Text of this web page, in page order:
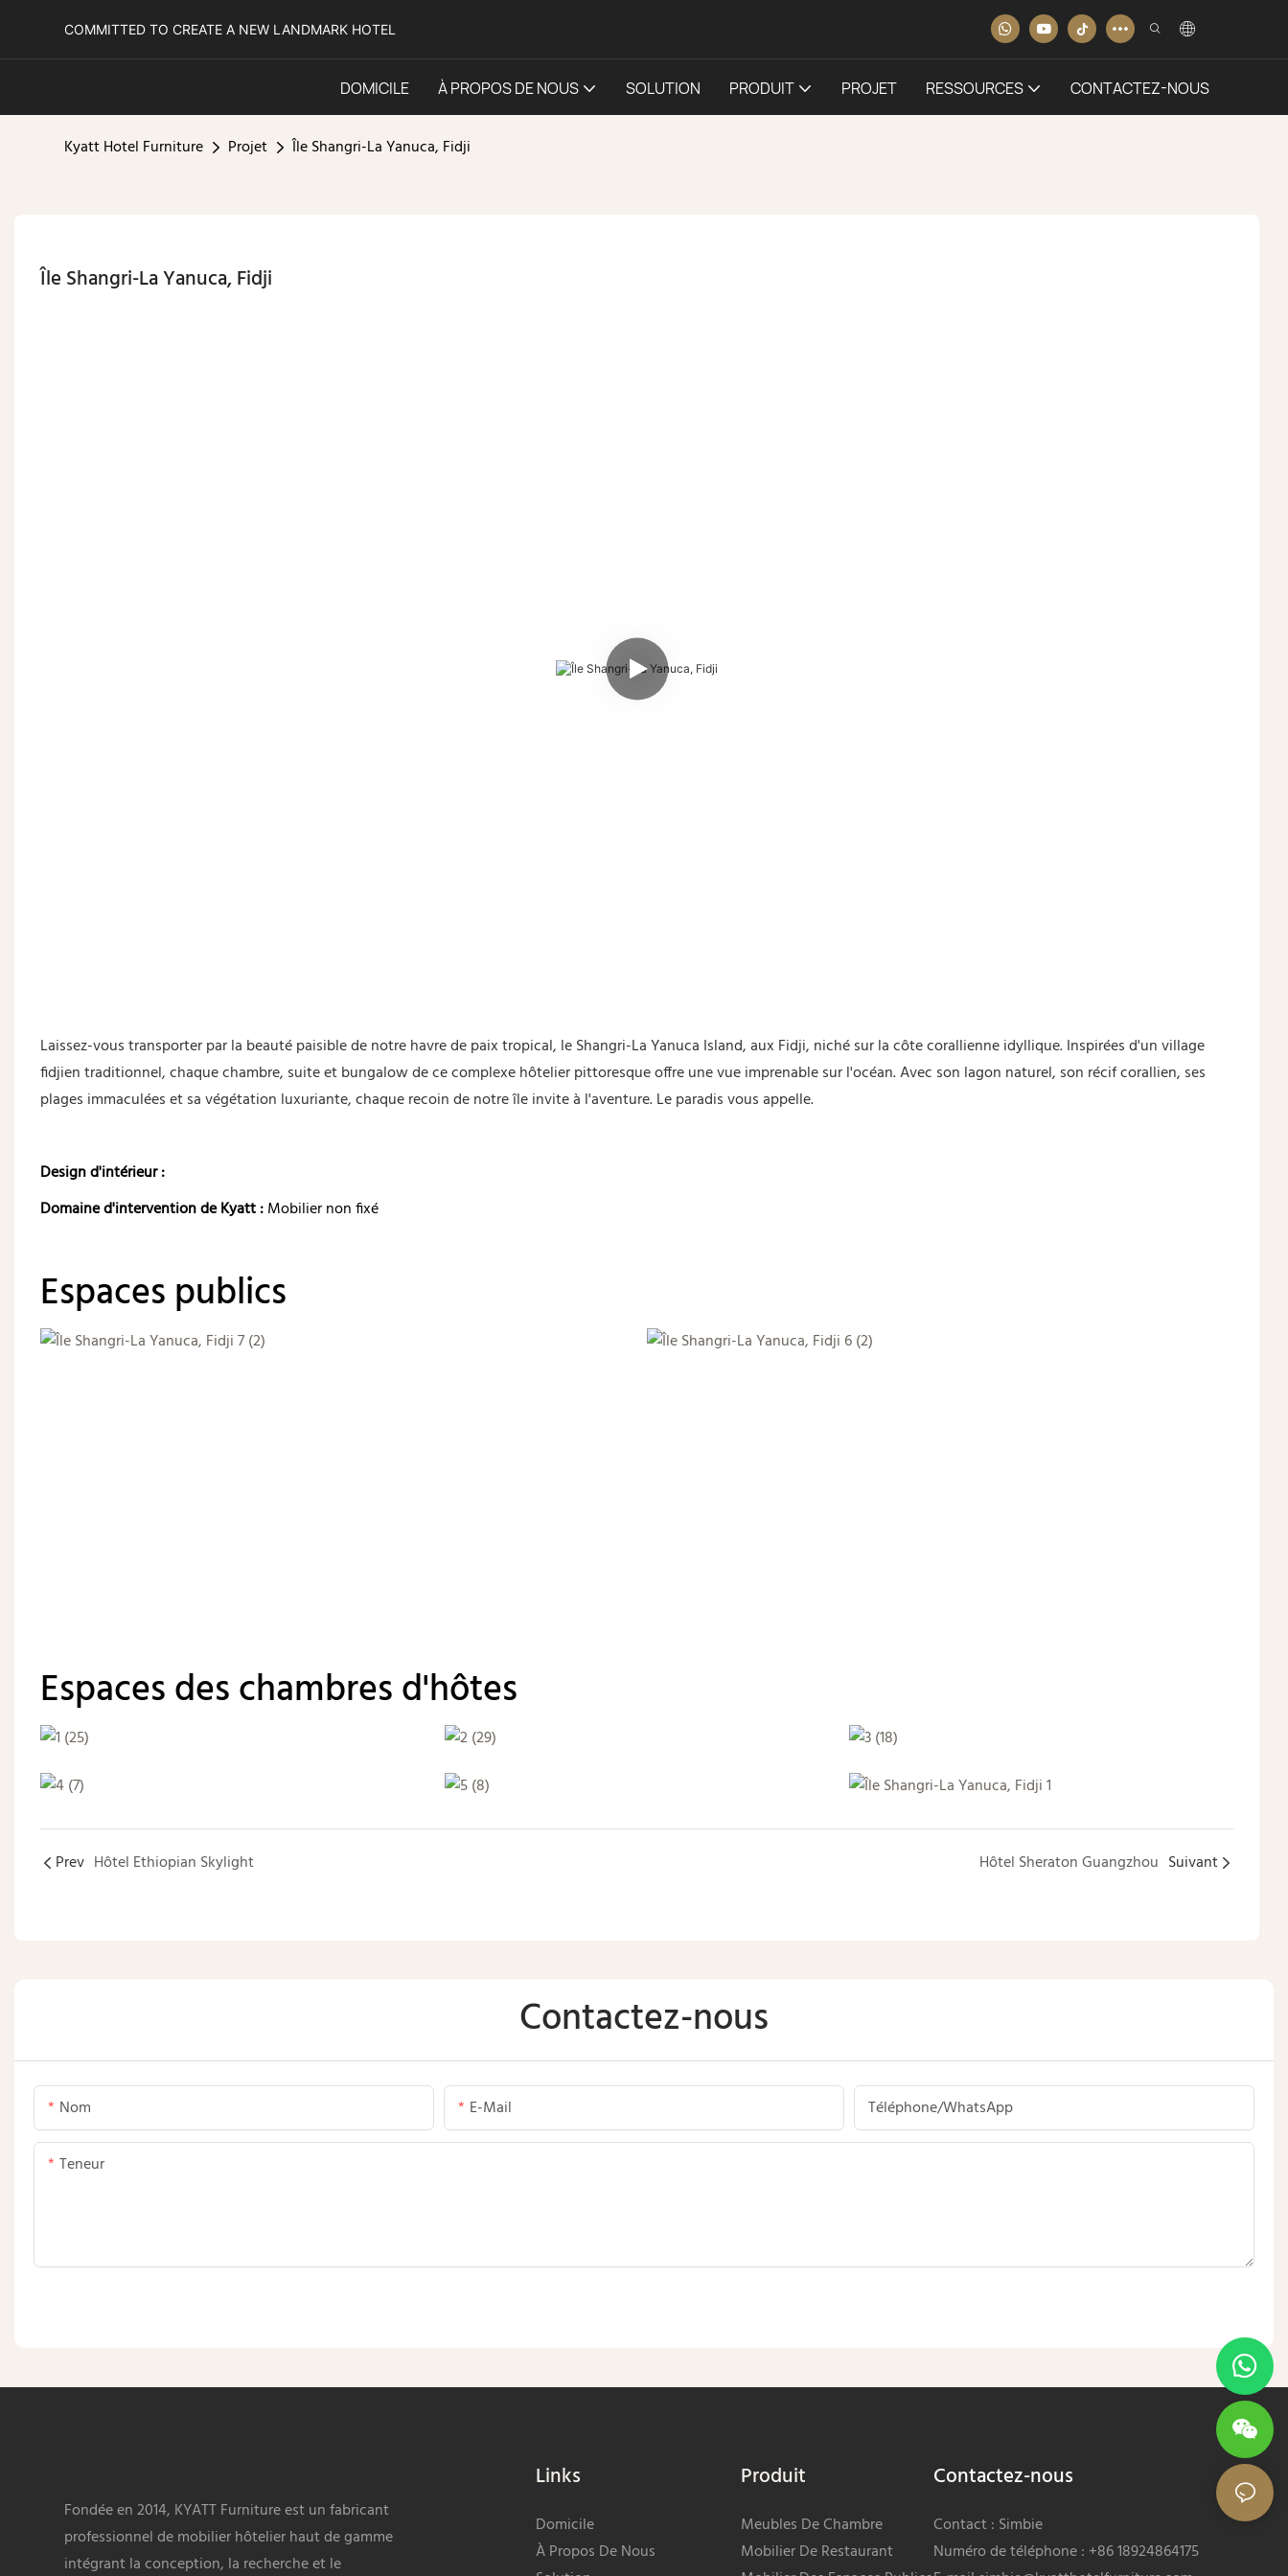
COMMITTED TO CREATE A NEW LANDMARK HOTEL
DOMICILE À PROPOS DE NOUS SOLUTION PRODUIT PROJET RESSOURCES CONTACTEZ-NOUS
Kyatt Hotel Furniture Projet Île Shangri-La Yanuca, Fidji
Île Shangri-La Yanuca, Fidji
Laissez-vous transporter par la beauté paisible de notre havre de paix tropical, le Shangri-La Yanuca Island, aux Fidji, niché sur la côte corallienne idyllique. Inspirées d'un village
fidjien traditionnel, chaque chambre, suite et bungalow de ce complexe hôtelier pittoresque offre une vue imprenable sur l'océan. Avec son lagon naturel, son récif corallien, ses
plages immaculées et sa végétation luxuriante, chaque recoin de notre île invite à l'aventure. Le paradis vous appelle.
Design d'intérieur :
Domaine d'intervention de Kyatt :Mobilier non fixé
Espaces publics
Espaces des chambres d'hôtes
Prev Hôtel Ethiopian Skylight Hôtel Sheraton Guangzhou Suivant
Contactez-nous
Nom E-Mail Téléphone/WhatsApp
Teneur
Fondée en 2014, KYATT Furniture est un fabricant
professionnel de mobilier hôtelier haut de gamme
intégrant la conception, la recherche et le
Links
Domicile
À Propos De Nous
Produit
Meubles De Chambre
Mobilier De Restaurant
Contactez-nous
Contact : Simbie
Numéro de téléphone : +86 18924864175